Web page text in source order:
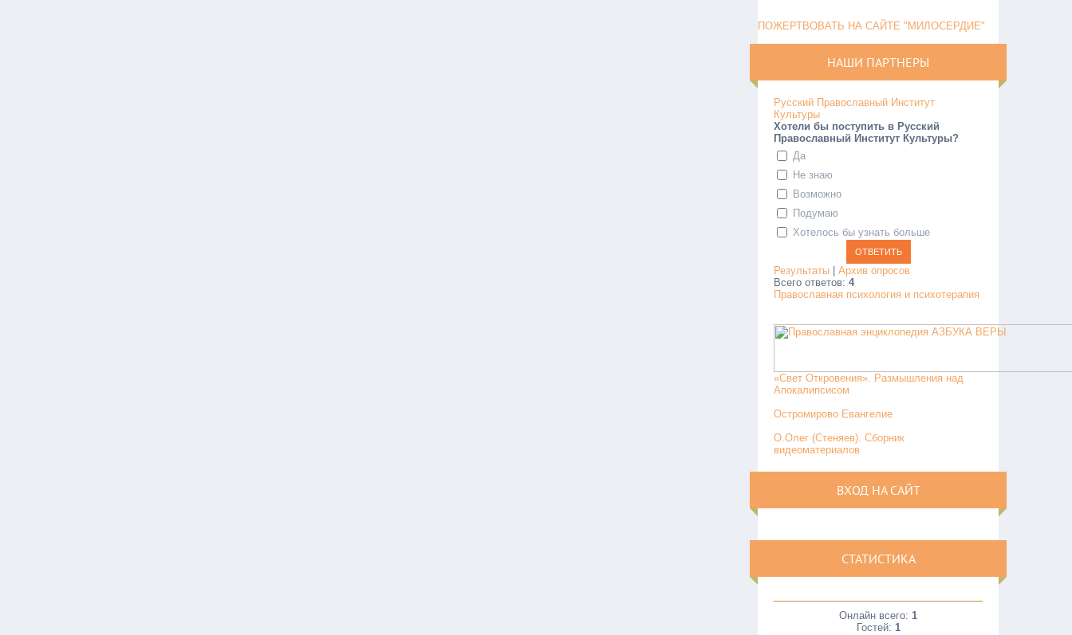
ПОЖЕРТВОВАТЬ НА САЙТЕ "МИЛОСЕРДИЕ"
НАШИ ПАРТНЕРЫ
Русский Православный Институт
Культуры
Хотели бы поступить в Русский
Православный Институт Культуры?
Да
Не знаю
Возможно
Подумаю
Хотелось бы узнать больше
Результаты |Архив опросов
Всего ответов:4
Православная психология и психотерапия
«Свет Откровения». Размышления над
Апокалипсисом
Остромирово Евангелие
О.Олег (Стеняев). Сборник
видеоматериалов
ВХОД НА САЙТ
СТАТИСТИКА
Онлайн всего:1
Гостей: 1